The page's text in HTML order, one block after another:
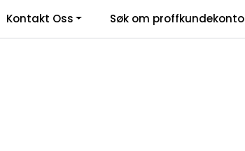
Kontakt Oss Søk om proffkundekonto